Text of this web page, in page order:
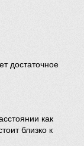
достаточное
как
близко к